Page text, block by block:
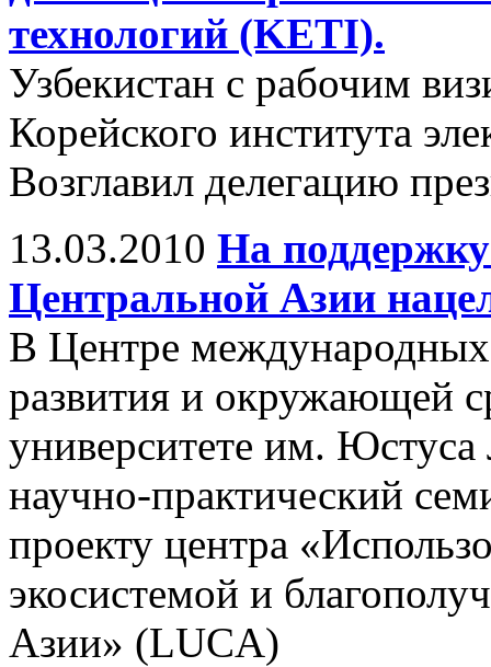
технологий (KETI).
Узбекистан с рабочим
Корейского института
Возглавил делегацию
13.03.2010 На
Центральной Азии
В Центре международных
развития и окружающей
университете им. Юстуса
научно-практический
проекту центра
экосистемой и
Азии» (LUCA)